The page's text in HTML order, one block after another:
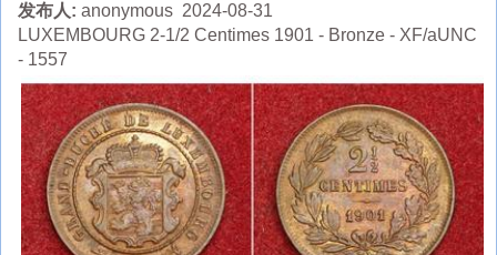
发布人: anonymous 2024-08-31
LUXEMBOURG 2-1/2 Centimes 1901 - Bronze - XF/aUNC
- 1557